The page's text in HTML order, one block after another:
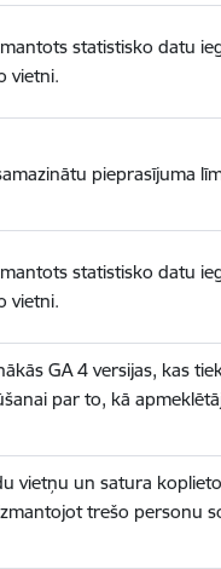
statistisko datu
vietni.
pieprasījuma
statistisko datu
vietni.
GA 4 versijas, kas
par to, kā
vietņu un satura
trešo personu